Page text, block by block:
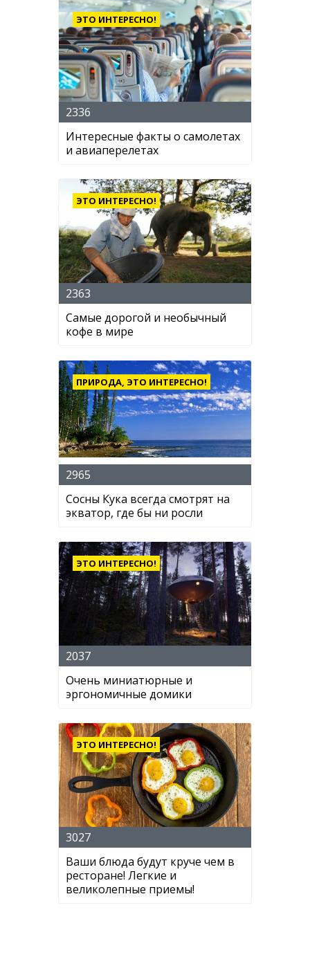
ЭТО ИНТЕРЕСНО!
2336
Интересные факты о самолетах
и авиаперелетах
ЭТО ИНТЕРЕСНО!
2363
Самые дорогой и необычный
кофе в мире
ПРИРОДА, ЭТО ИНТЕРЕСНО!
2965
Сосны Кука всегда смотрят на
экватор, где бы ни росли
ЭТО ИНТЕРЕСНО!
2037
Очень миниатюрные и
эргономичные домики
ЭТО ИНТЕРЕСНО!
3027
Ваши блюда будут круче чем в
ресторане! Легкие и
великолепные приемы!